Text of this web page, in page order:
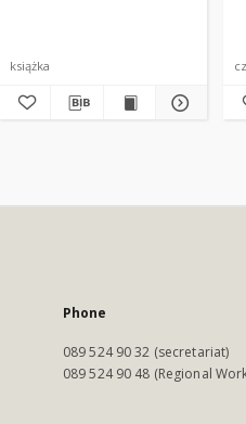
książka
Phone
089 524 90 32 (secretariat)
089 524 90 48 (Regional